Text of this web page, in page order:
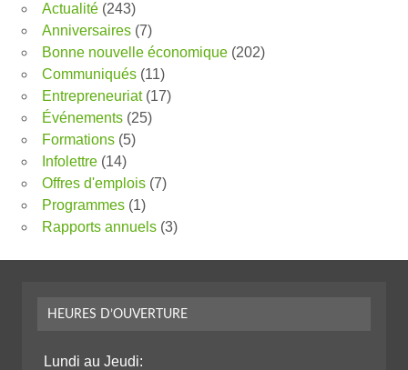
Actualité (243)
Anniversaires (7)
Bonne nouvelle économique (202)
Communiqués (11)
Entrepreneuriat(17)
Événements (25)
Formations (5)
Infolettre (14)
Offres d'emplois (7)
Programmes (1)
Rapports annuels (3)
HEURES D’OUVERTURE
Lundi au Jeudi: